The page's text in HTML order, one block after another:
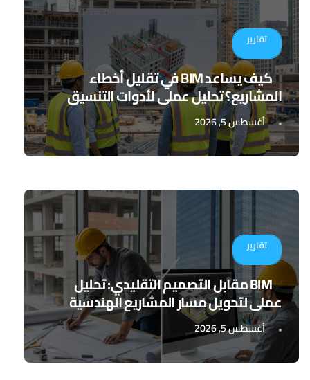
تقارير
كيف يساعد BIM في تقليل أخطاء
المشاريع؟ تحليل عملي لأدوات التنسيق
الرقمي
أغسطس 5, 2026
تقارير
BIM مقابل التصميم التقليدي: تحليل
عملي لتحويل مسار المشاريع الهندسية
أغسطس 5, 2026